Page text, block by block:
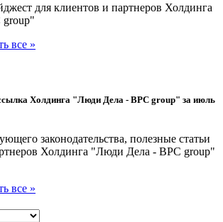
для клиентов и партнеров Холдинга
все »
Холдинга "Люди Дела - BPC group" за июль
законодательства, полезные статьи
Холдинга "Люди Дела - BPC group"
все »